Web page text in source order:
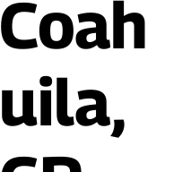
a,
Coah